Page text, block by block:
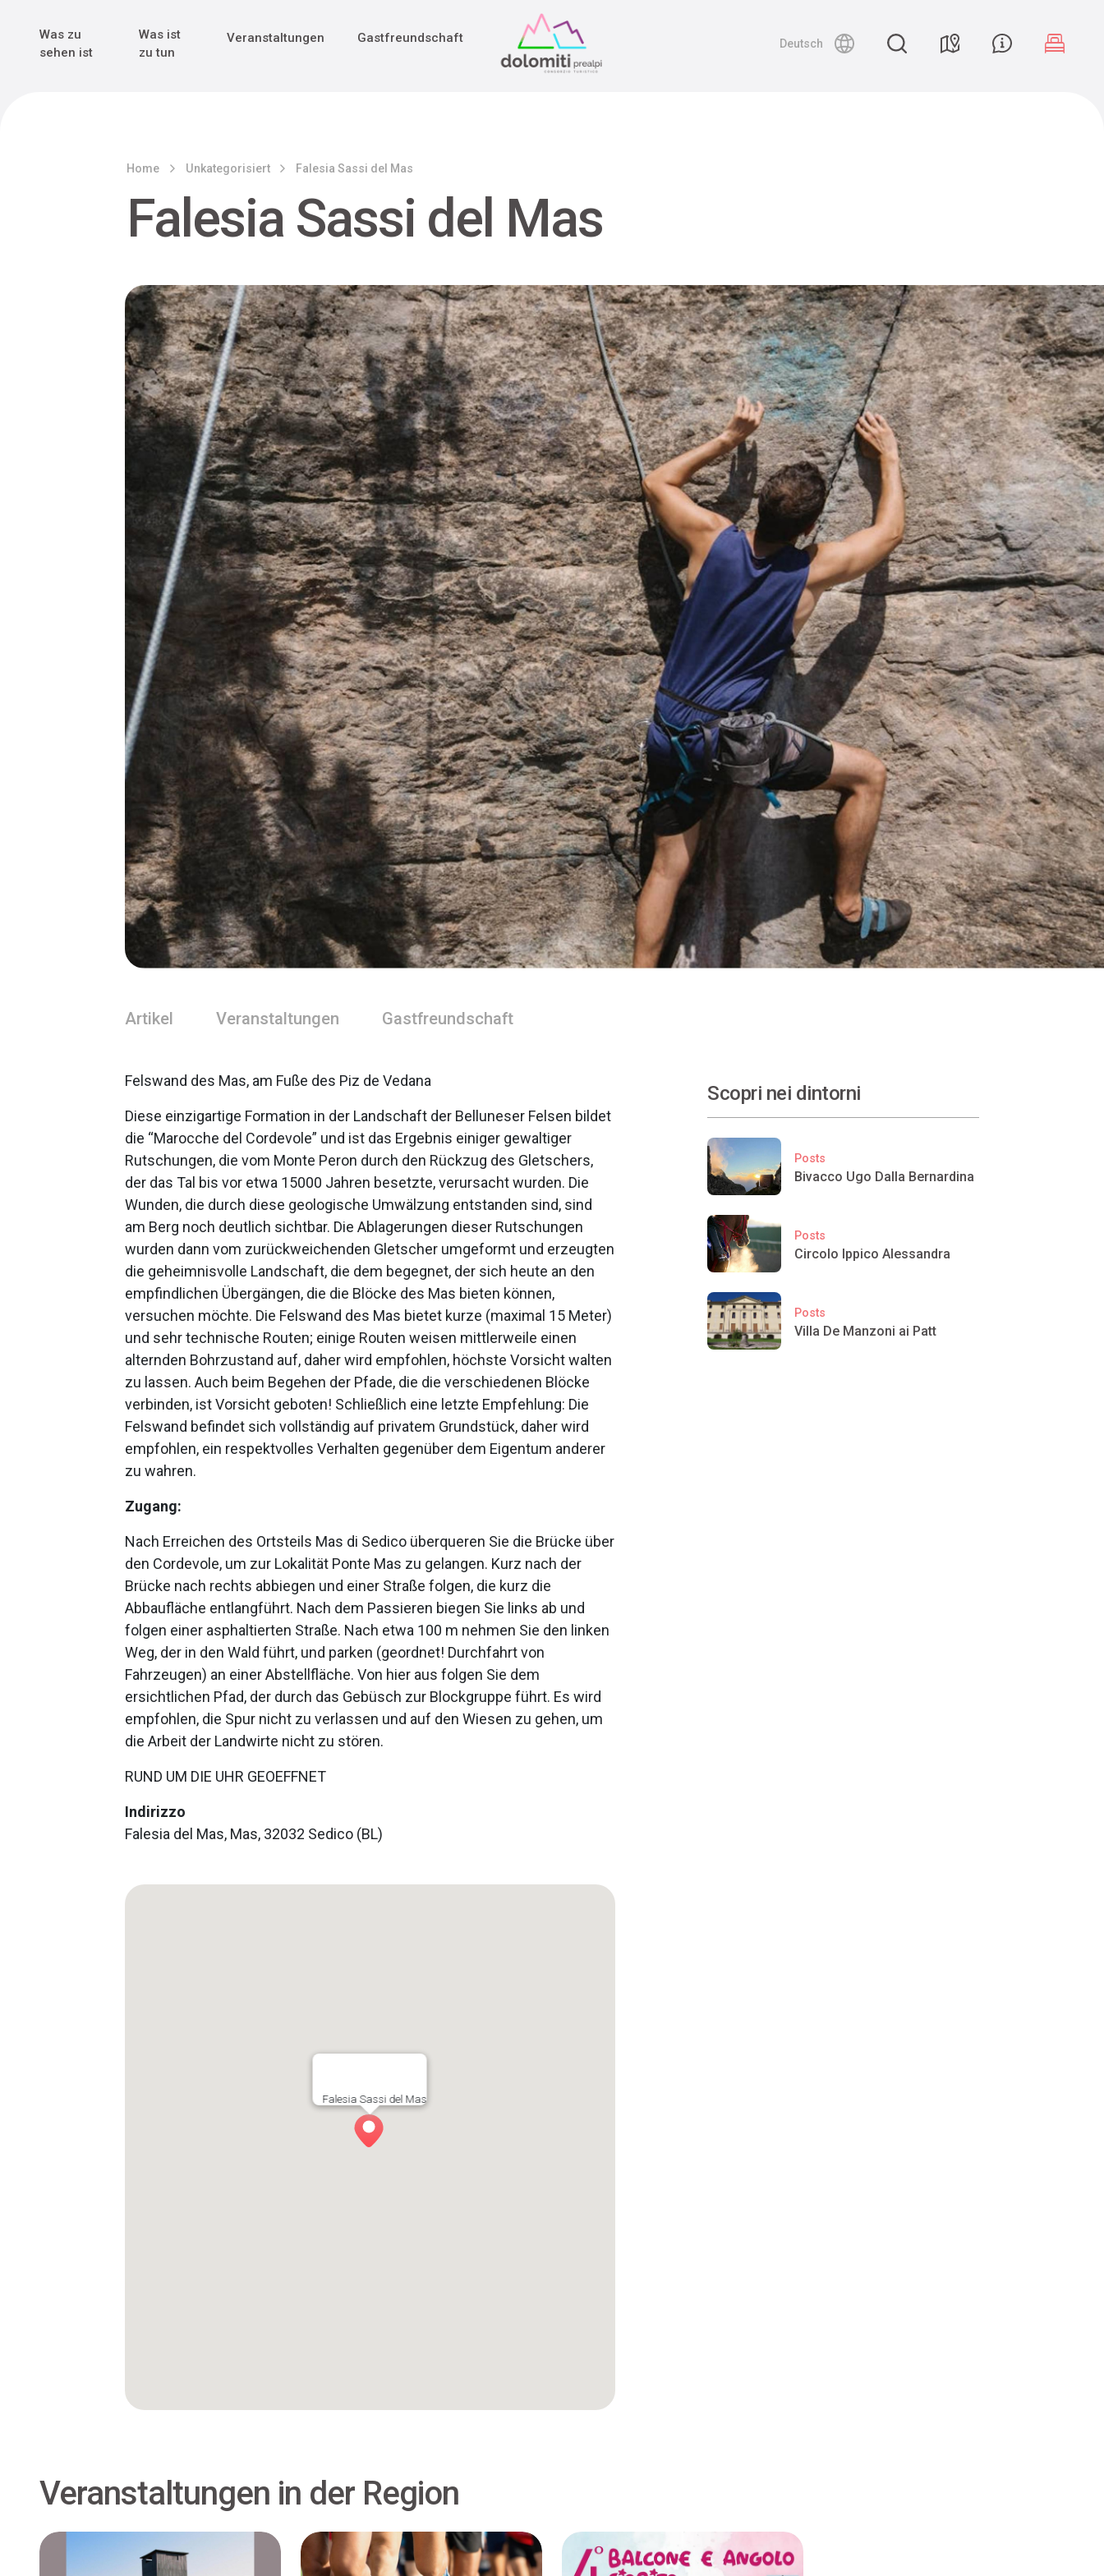
Main Navigation
Was zu
sehen ist
Was ist
zu tun
Veranstaltungen Gastfreundschaft Deutsch
Home Unkategorisiert Falesia Sassi del Mas
Falesia Sassi del Mas
Artikel Veranstaltungen Gastfreundschaft
Felswand des Mas, am Fuße des Piz de Vedana
Diese einzigartige Formation in der Landschaft der Belluneser Felsen bildet
die “Marocche del Cordevole” und ist das Ergebnis einiger gewaltiger
Rutschungen, die vom Monte Peron durch den Rückzug des Gletschers,
der das Tal bis vor etwa 15000 Jahren besetzte, verursacht wurden. Die
Wunden, die durch diese geologische Umwälzung entstanden sind, sind
am Berg noch deutlich sichtbar. Die Ablagerungen dieser Rutschungen
wurden dann vom zurückweichenden Gletscher umgeformt und erzeugten
die geheimnisvolle Landschaft, die dem begegnet, der sich heute an den
empfindlichen Übergängen, die die Blöcke des Mas bieten können,
versuchen möchte. Die Felswand des Mas bietet kurze (maximal 15 Meter)
und sehr technische Routen; einige Routen weisen mittlerweile einen
alternden Bohrzustand auf, daher wird empfohlen, höchste Vorsicht walten
zu lassen. Auch beim Begehen der Pfade, die die verschiedenen Blöcke
verbinden, ist Vorsicht geboten! Schließlich eine letzte Empfehlung: Die
Felswand befindet sich vollständig auf privatem Grundstück, daher wird
empfohlen, ein respektvolles Verhalten gegenüber dem Eigentum anderer
zu wahren.
Zugang:
Nach Erreichen des Ortsteils Mas di Sedico überqueren Sie die Brücke über
den Cordevole, um zur Lokalität Ponte Mas zu gelangen. Kurz nach der
Brücke nach rechts abbiegen und einer Straße folgen, die kurz die
Abbaufläche entlangführt. Nach dem Passieren biegen Sie links ab und
folgen einer asphaltierten Straße. Nach etwa 100 m nehmen Sie den linken
Weg, der in den Wald führt, und parken (geordnet! Durchfahrt von
Fahrzeugen) an einer Abstellfläche. Von hier aus folgen Sie dem
ersichtlichen Pfad, der durch das Gebüsch zur Blockgruppe führt. Es wird
empfohlen, die Spur nicht zu verlassen und auf den Wiesen zu gehen, um
die Arbeit der Landwirte nicht zu stören.
RUND UM DIE UHR GEOEFFNET
Indirizzo
Falesia del Mas, Mas, 32032 Sedico (BL)
Falesia Sassi del Mas
Scopri nei dintorni
Posts
Bivacco Ugo Dalla Bernardina
Posts
Circolo Ippico Alessandra
Posts
Villa De Manzoni ai Patt
Veranstaltungen in der Region